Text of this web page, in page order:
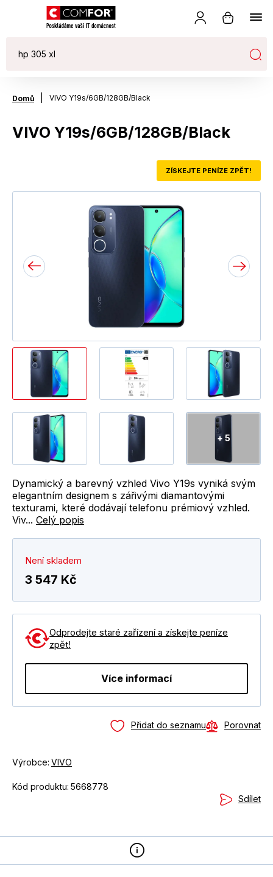
Domů VIVO Y19s/6GB/128GB/Black
VIVO Y19s/6GB/128GB/Black
ZÍSKEJTE PENÍZE ZPĚT!
+ 5
Dynamický a barevný vzhled Vivo Y19s vyniká svým
elegantním designem s zářivými diamantovými
texturami, které dodávají telefonu prémiový vzhled.
Viv... Celý popis
Není skladem
3 547 Kč
Odprodejte staré zařízení a získejte peníze
zpět!
Více informací
Přidat do seznamu Porovnat
Výrobce: VIVO
Kód produktu: 5668778
Sdílet